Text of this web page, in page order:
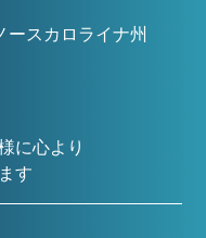
ースカロライナ州
に心より
す